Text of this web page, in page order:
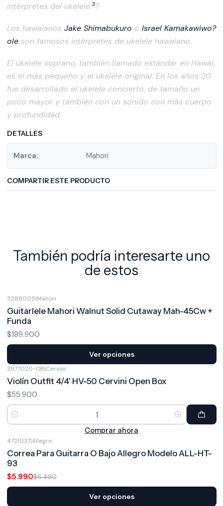
intérpretes del ukelele.3?
Los hawaianos Jake Shimabukuro o Israel Kamakawiwo?
oleson famosos intérpretes de ukelele hawaiano.
El ukelele soprano, también llamado estándar en Hawái,
es el más pequeño y el ukelele original. En los años 20
fue desarrollado el ukelele concierto, de tamaño un
poco mayor y también con un sonido con más cuerpo
y profundidad.
DETALLES
Marca: Mahori
COMPARTIR ESTE PRODUCTO
También podría interesarte uno
de estos
5288005|Mahori
Guitarlele Mahori Walnut Solid Cutaway Mah-45Cw +
Funda
$189.900
Ver opciones
3977020-OB|Cervini
Violín Outfit 4/4' HV-50 Cervini Open Box
$55.900
Cantidad
Comprar ahora
4721037|Allegro
Correa Para Guitarra O Bajo Allegro Modelo ALL-HT-
93
$5.990$6.490
Ver opciones